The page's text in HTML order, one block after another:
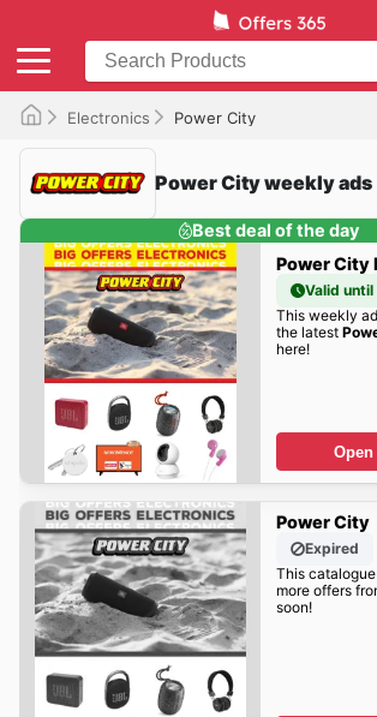
Electronics Power City
Power City weekly ads
Best deal of the day
Power City
Valid until
This weekly
the latest
here!
Power City
Expired
This
more offers
soon!